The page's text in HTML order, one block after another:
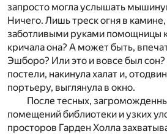
запросто могла услышать
Ничего. Лишь треск огня в
заботливыми руками помощницы
кричала она? А может быть,
Эшборо? Или это и вовсе был
постели, накинула халат и,
портьеру, выглянула в окно.
После тесных,
помещений библиотеки и узких
просторов Гарден Холла